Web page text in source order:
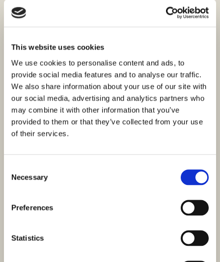
This website uses cookies
We use cookies to personalise content and ads, to
provide social media features and to analyse our traffic.
We also share information about your use of our site with
our social media, advertising and analytics partners who
may combine it with other information that you’ve
provided to them or that they’ve collected from your use
of their services.
Selection
Necessary
Preferences
Statistics